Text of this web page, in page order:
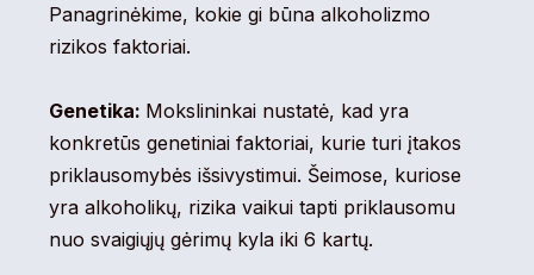
Panagrinėkime, kokie gi būna alkoholizmo
rizikos faktoriai.
Genetika: Mokslininkai nustatė, kad yra
konkretūs genetiniai faktoriai, kurie turi įtakos
priklausomybės išsivystimui. Šeimose, kuriose
yra alkoholikų, rizika vaikui tapti priklausomu
nuo svaigiųjų gėrimų kyla iki 6 kartų.